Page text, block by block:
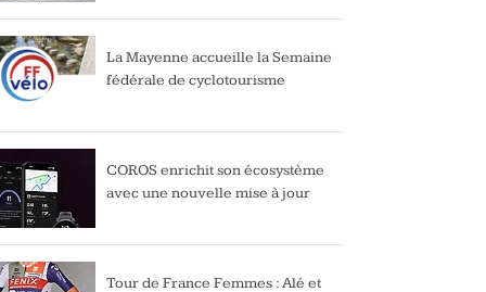
La Mayenne accueille la Semaine
fédérale de cyclotourisme
COROS enrichit son écosystème
avec une nouvelle mise à jour
Tour de France Femmes : Alé et